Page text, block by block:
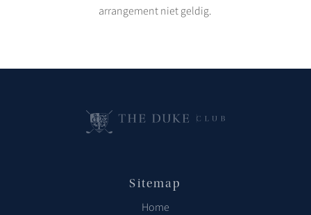
arrangement niet geldig.
Sitemap
Home